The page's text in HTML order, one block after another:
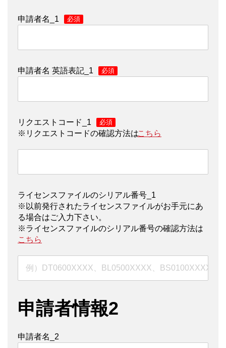
申請者名_1
申請者名 英語表記_1
リクエストコード_1
※リクエストコードの確認方法はこちら
ライセンスファイルのシリアル番号_1
※以前発行されたライセンスファイルがお手元にあ
る場合はご入力下さい。
※ライセンスファイルのシリアル番号の確認方法は
こちら
申請者情報2
申請者名_2